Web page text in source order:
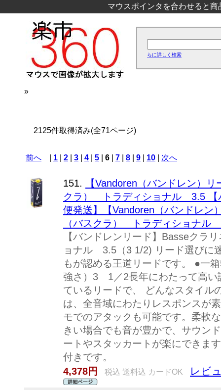
マウスポインタを合わせると
らに詳しく検索
»
2125件取得済み(全71ページ)
前へ 1 2 3 4 5 6 7 8 9 10 次へ
151.
【Vandoren（バンドレン）
クラ） トラディショナル 3.5 【
便発送】【Vandoren（バンドレン
（バスクラ） トラディショナル
【バンドレンリード】Basseクラ
ョナル 3.5（3 1/2) リード選びに
もが認める王道リードです。 ●一
強さ）3 1／2長年にわたって高い
ているリードで、 どんなスタイル
は、全音域にわたりレスポンスが
モでのアタックも可能です。柔軟
きい場合でも音が豊かで、サウン
ートやスタッカートが楽にできま
付きです。
4,378円
税込 送料込 カードOK レビ